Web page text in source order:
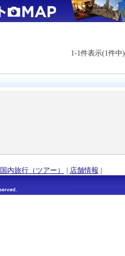
1-1件表示(1件中)
国内旅行（ツアー） | 店舗情報 |